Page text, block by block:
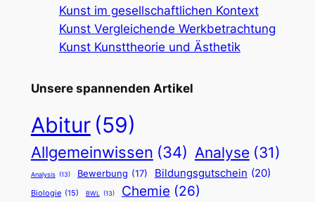
Kunst im gesellschaftlichen Kontext
Kunst Vergleichende Werkbetrachtung
Kunst Kunsttheorie und Ästhetik
Unsere spannenden Artikel
Abitur (59)
Allgemeinwissen (34) Analyse (31)
Analysis (13) Bewerbung (17) Bildungsgutschein (20)
Biologie (15) BWL (13) Chemie (26)